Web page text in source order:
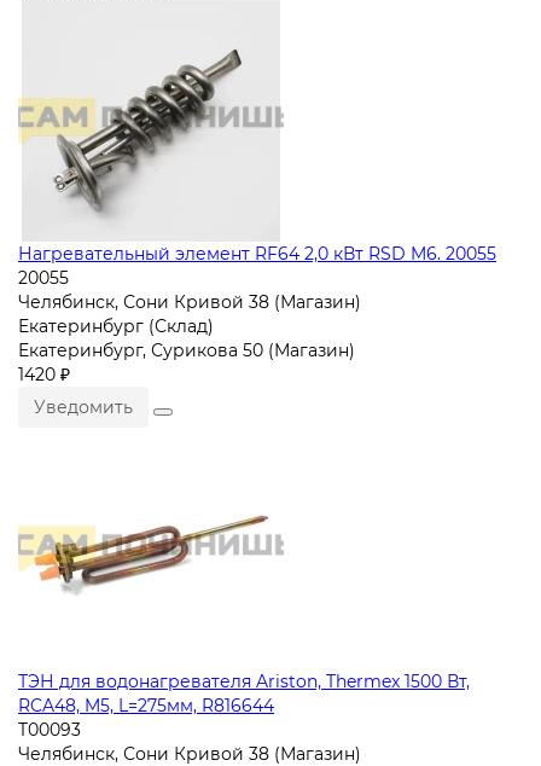
Нагревательный элемент RF64 2,0 кВт RSD M6. 20055
20055
Челябинск, Сони Кривой 38 (Магазин)
Екатеринбург (Склад)
Екатеринбург, Сурикова 50 (Магазин)
1420 ₽
Уведомить
ТЭН для водонагревателя Ariston, Thermex 1500 Вт,
RCA48, M5, L=275мм, R816644
T00093
Челябинск, Сони Кривой 38 (Магазин)